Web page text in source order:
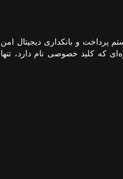
پرداخت و بانکداری دیجیتال امن
که کلید خصوصی نام دارد، تنها